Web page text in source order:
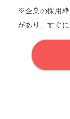
※企業の採用枠
があり、すぐ